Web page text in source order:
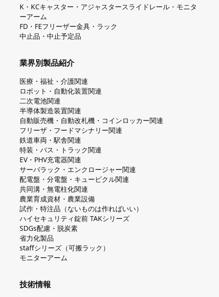
K・KCキャスター・アジャスタースライドレール・モニタ
ーアーム
FD・FEフリーザー金具・ラック
中止品・中止予定品
業界別製品紹介
医療・福祉・介護関連
ロボット・自動化装置関連
二次電池関連
半導体製造装置関連
自動販売機・自動改札機・コインロッカー関連
フリーザ・フードマシナリー関連
鉄道車両・駅舎関連
特装・バス・トラック関連
EV・PHV充電器関連
サーバラック・エンクロージャー関連
配電盤・分電盤・キュービクル関連
共同溝・無電柱化関連
農業育成資材・農業設備
試作・特注品（ないものは作ればいい）
ハイセキュリティ錠前 TAKシリーズ
SDGs配慮・脱炭素
省力化製品
staffシリーズ（可搬ラック）
モニターアーム
技術情報